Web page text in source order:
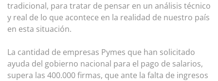
tradicional, para tratar de pensar en un análisis técnico
y real de lo que acontece en la realidad de nuestro país
en esta situación.
La cantidad de empresas Pymes que han solicitado
ayuda del gobierno nacional para el pago de salarios,
supera las 400.000 firmas, que ante la falta de ingresos